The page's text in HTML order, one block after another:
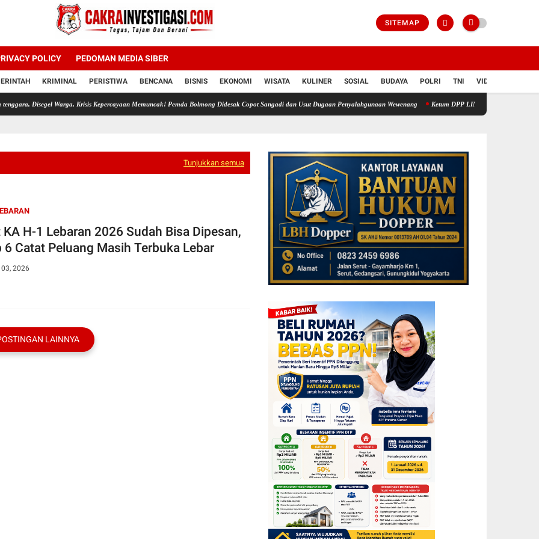
SITEMAP
POLICY PEDOMAN MEDIA SIBER
KRIMINAL PERISTIWA BENCANA BISNIS EKONOMI WISATA KULINER SOSIAL BUDAYA POLRI TNI VIDIO
Warga, Krisis Kepercayaan Memuncak! Pemda Bolmong Didesak Copot Sangadi dan Usut Dugaan Penyalahgunaan Wewenang Ketum DPP LIN Kunjungi DPC Jakarta Timur,
Tunjukkan semua
H-1 Lebaran 2026 Sudah Bisa Dipesan,
6 Catat Peluang Masih Terbuka Lebar
2026
LAINNYA